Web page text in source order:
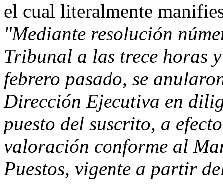
el cual literalmente
"Mediante resolución
Tribunal a las trece horas
febrero pasado, se
Dirección Ejecutiva en
puesto del suscrito, a
valoración conforme al
Puestos, vigente a partir